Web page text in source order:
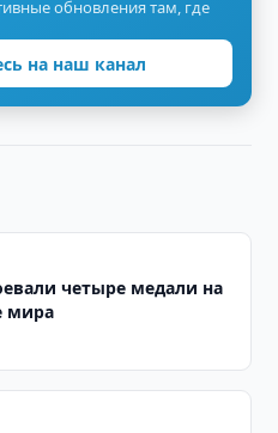
обновления там, где
на наш канал
четыре медали на
мира